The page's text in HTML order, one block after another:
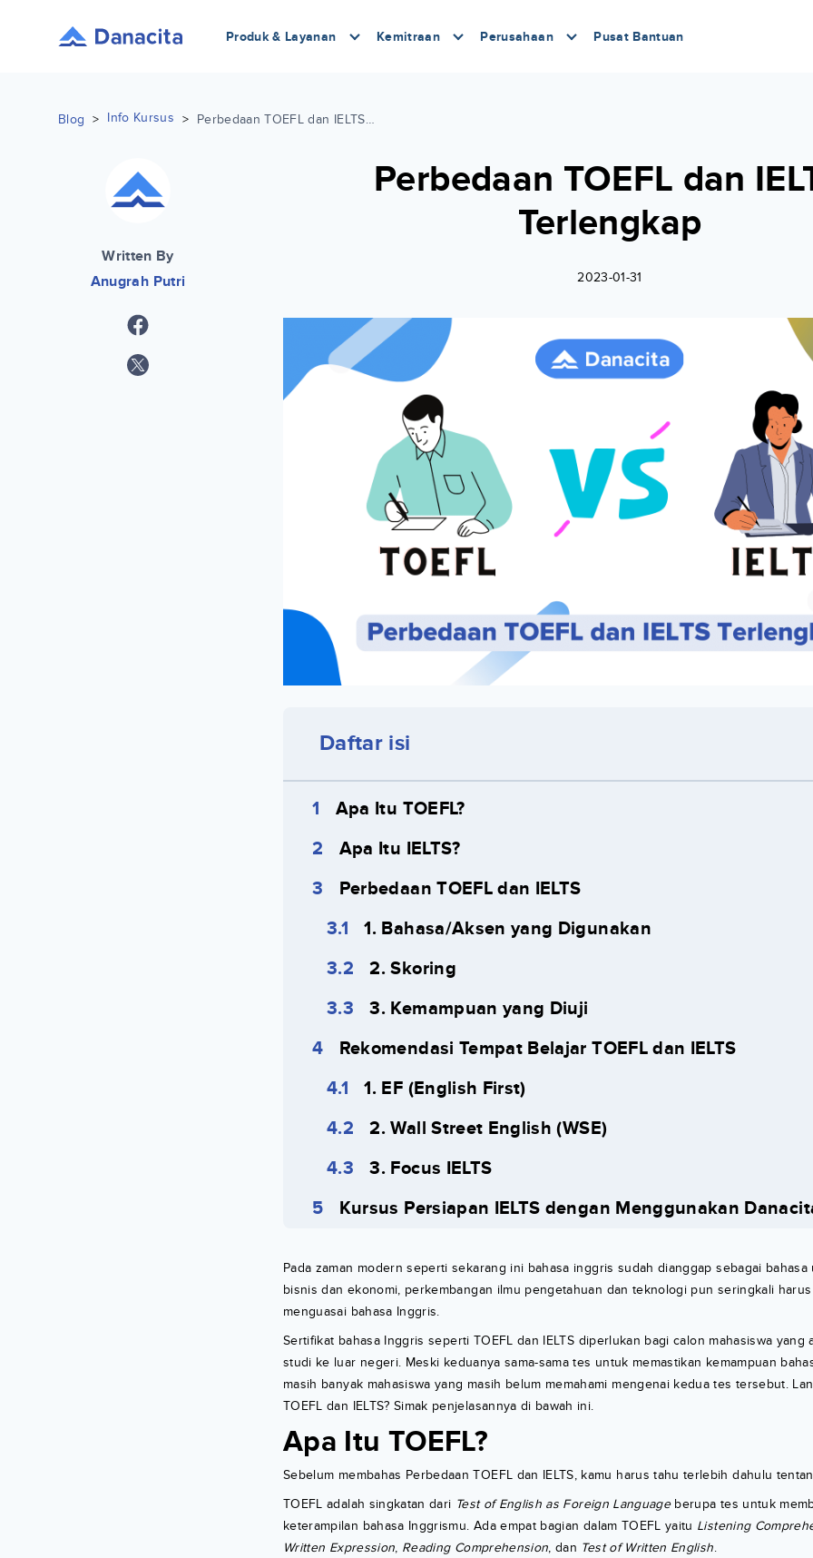
Produk & Layanan Kemitraan Perusahaan Pusat Bantuan
Blog > Info Kursus > Perbedaan TOEFL dan IELTS Terlengkap
Written By
Anugrah Putri
Perbedaan TOEFL dan
Terlengkap
2023-01-31
Daftar isi
Apa Itu TOEFL?
Apa Itu IELTS?
Perbedaan TOEFL dan IELTS
1. Bahasa/Aksen yang Digunakan
2. Skoring
3. Kemampuan yang Diuji
Rekomendasi Tempat Belajar TOEFL dan IELTS
1. EF (English First)
2. Wall Street English (WSE)
3. Focus IELTS
Kursus Persiapan IELTS dengan Menggunakan
Pada zaman modern seperti sekarang ini bahasa inggris sudah dianggap sebagai bahasa
bisnis dan ekonomi, perkembangan ilmu pengetahuan dan teknologi pun seringkali
menguasai bahasa Inggris.
Sertifikat bahasa Inggris seperti TOEFL dan IELTS diperlukan bagi calon mahasiswa yang
studi ke luar negeri. Meski keduanya sama-sama tes untuk memastikan kemampuan
masih banyak mahasiswa yang masih belum memahami mengenai kedua tes tersebut.
TOEFL dan IELTS? Simak penjelasannya di bawah ini.
Apa Itu TOEFL?
Sebelum membahas Perbedaan TOEFL dan IELTS, kamu harus tahu terlebih dahulu
TOEFL adalah singkatan dari Test of English as Foreign Languageberupa tes untuk
keterampilan bahasa Inggrismu. Ada empat bagian dalam TOEFL yaitu Listening
Written Expression, Reading Comprehension, dan Test of Written English.